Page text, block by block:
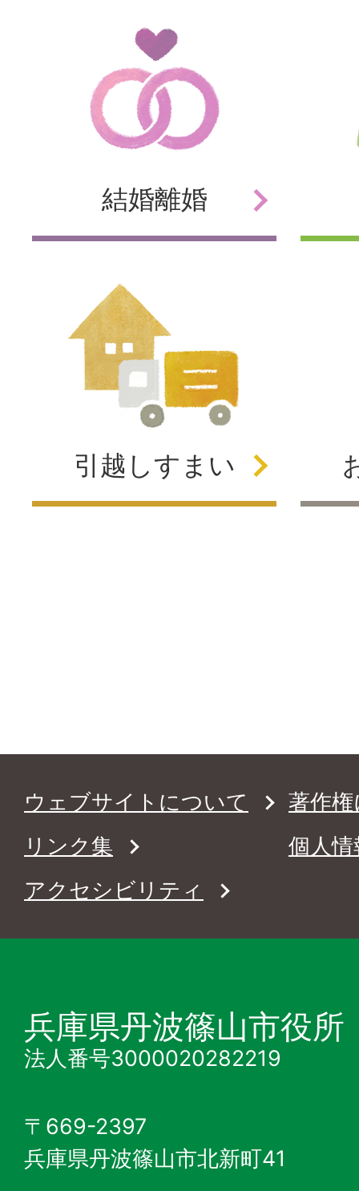
結婚離婚
引越しすまい
ウェブサイトについて
著作
リンク集
個人
アクセシビリティ
兵庫県丹波篠山市役所
法人番号3000020282219
〒669-2397
兵庫県丹波篠山市北新町41